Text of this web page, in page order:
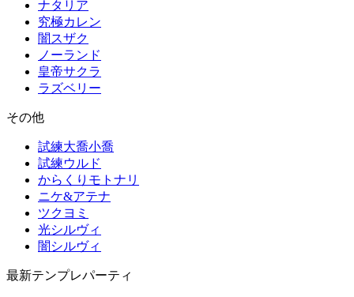
ナタリア
究極カレン
闇スザク
ノーランド
皇帝サクラ
ラズベリー
その他
試練大喬小喬
試練ウルド
からくりモトナリ
ニケ&アテナ
ツクヨミ
光シルヴィ
闇シルヴィ
最新テンプレパーティ